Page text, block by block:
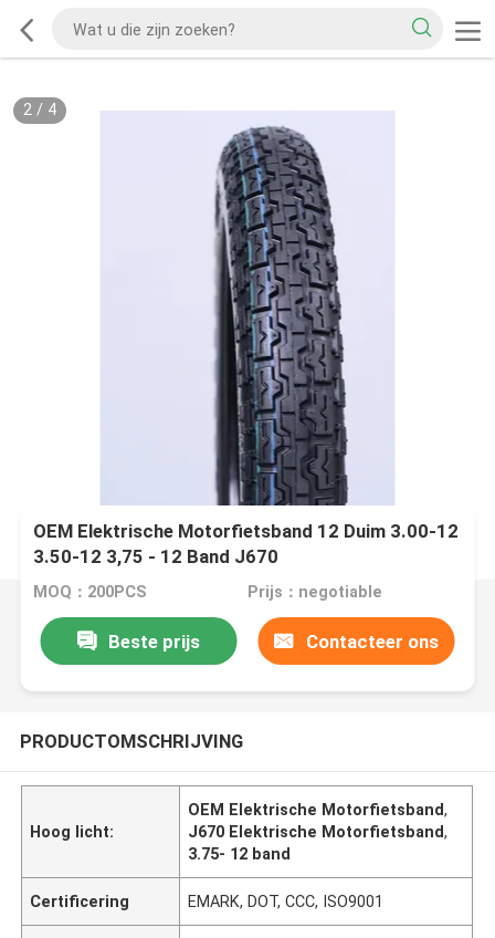
2/ 4
OEM Elektrische Motorfietsband 12 Duim 3.00-12
3.50-12 3,75 - 12 Band J670
MOQ：200PCS Prijs：negotiable
Beste prijs Contacteer ons
PRODUCTOMSCHRIJVING
Hoog licht:
OEM Elektrische Motorfietsband,
J670 Elektrische Motorfietsband,
3.75- 12 band
Certificering EMARK, DOT, CCC, ISO9001